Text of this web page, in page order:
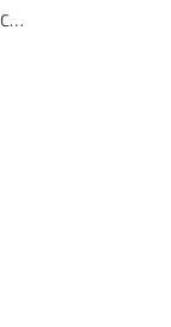
mazivo-sprej WD-40 Specialist, SILICONE, 400ml